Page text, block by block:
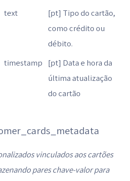
text
[pt] Tipo do cartão,
como crédito ou
débito.
timestamp [pt] Data e hora da
última atualização
do cartão
vinculados aos cartões
pares chave-valor para